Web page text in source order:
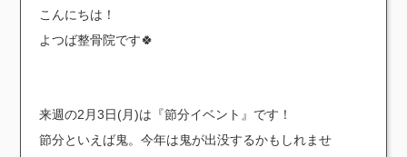
こんにちは！
よつば整骨院です🍀
来週の2月3日(月)は『節分イベント』です！
節分といえば鬼。今年は鬼が出没するかもしれませ